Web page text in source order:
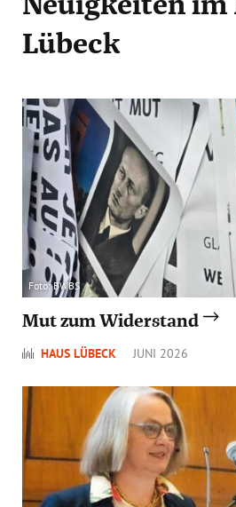
Lübeck
Foto: BWBS
Mut zum Widerstand
HAUS LÜBECK JUNI 2026